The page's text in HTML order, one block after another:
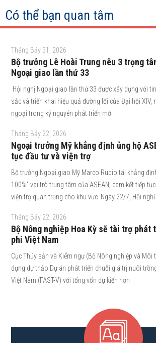
Có thể bạn quan tâm
Tháng Bảy 31, 2026
Bộ trưởng Lê Hoài Trung nêu 3 trọng
Ngoại giao lần thứ 33
Hội nghị Ngoại giao lần thứ 33 được xây dựng với
sắc và triển khai hiệu quả đường lối của Đại hội XIV,
ngoại trong kỷ nguyên phát triển mới
Tháng Bảy 22, 2026
Ngoại trưởng Mỹ khẳng định ủng hộ
tục đầu tư và viện trợ
Bộ trưởng Ngoại giao Mỹ Marco Rubio tái khẳng
100%” vai trò trung tâm của ASEAN; cam kết tiếp
viện trợ quan trọng cho khu vực. Ngày 22/7, Hội nghị
Tháng Bảy 22, 2026
Bộ Nông nghiệp Hoa Kỳ sẽ tài trợ phát
phi Việt Nam
Cục Thủy sản và Kiểm ngư (Bộ Nông nghiệp và Môi
dựng dự thảo Dự án phát triển chuỗi giá trị nuôi
Việt Nam (FAST-V) với tổng vốn dự kiến hơn